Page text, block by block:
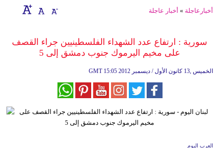
إقتصاد
وموسيقى
أخبارعاجلة » أخبار عاجلة
سورية : ارتفاع عدد الشهداء الفلسطينيين جراء القصف
على مخيم اليرموك جنوب دمشق إلى 5
GMT 15:05 2012 الخميس ,13 كانون الأول / ديسمبر
العرب اليوم